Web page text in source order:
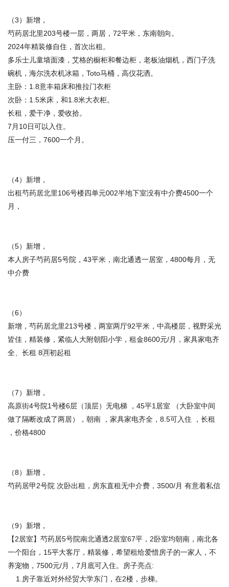
（3）新增，
芍药居北里203号楼一层，两居，72平米，东南朝向。
2024年精装修自住，首次出租。
多乐士儿童墙面漆，艾格的橱柜和餐边柜，老板油烟机，西门子洗
碗机，海尔洗衣机冰箱，Toto马桶，高仪花洒。
主卧：1.8意丰箱床和推拉门衣柜
次卧：1.5米床，和1.8米大衣柜。
长租，爱干净，爱收拾。
7月10日可以入住。
压一付三，7600一个月。
（4）新增，
出租芍药居北里106号楼四单元002半地下室没有中介费4500一个
月，
（5）新增，
本人房子芍药居5号院，43平米，南北通透一居室，4800每月，无
中介费
（6）
新增，芍药居北里213号楼，两室两厅92平米，中高楼层，视野采光
皆佳，精装修，紧临人大附朝阳小学，租金8600元/月，家具家电齐
全、长租 8🈷️初起租
（7）新增，
高原街4号院1号楼6层（顶层）无电梯 ，45平1居室 （大卧室中间
做了隔断改成了两居），朝南 ，家具家电齐全，8.5可入住 ，长租
，价格4800
（8）新增，
芍药居甲2号院 次卧出租，房东直租无中介费，3500/月 有意着私信
（9）新增，
【2居室】芍药居5号院南北通透2居室67平，2卧室均朝南，南北各
一个阳台，15平大客厅，精装修，希望租给爱惜房子的一家人，不
养宠物，7500元/月，7月底可入住。房子亮点:
1.房子靠近对外经贸大学东门，在2楼，步梯。